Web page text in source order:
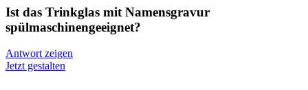
Ist das Trinkglas mit Namensgravur
spülmaschinengeeignet?
Antwort zeigen
Jetzt gestalten